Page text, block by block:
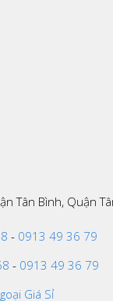
Tân Bình, Quận
- 0913 49 36 79
- 0913 49 36 79
Giá Sỉ